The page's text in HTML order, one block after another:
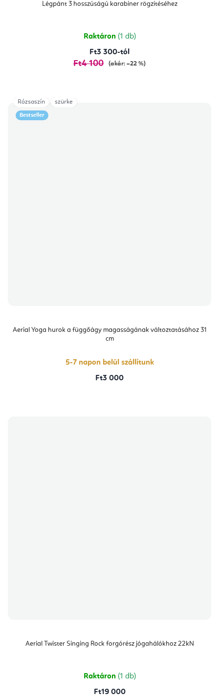
Légpánt 3 hosszúságú karabiner rögzítéséhez
Raktáron (1 db)
Ft3 300-tól
Ft4 100 (akár: –22 %)
Bestseller
Aerial Yoga hurok a függőágy magasságának változtatásához 31
cm
5-7 napon belül szállítunk
Ft3 000
Rózsaszín szürke
Aerial Twister Singing Rock forgórész jógahálókhoz 22kN
Raktáron (1 db)
Ft19 000